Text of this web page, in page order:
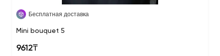
Бесплатная доставка
Mini bouquet 5
9612₸